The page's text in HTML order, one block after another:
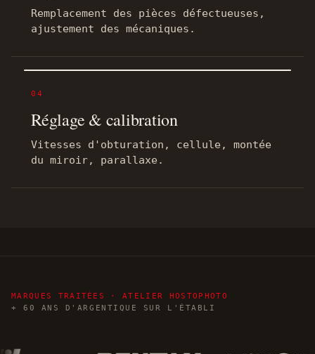
Remplacement des pièces défectueuses,
ajustement des mécaniques.
04
Réglage & calibration
Vitesses d'obturation, cellule, montée
du miroir, parallaxe.
MARQUES TRAITÉES · ATELIER HOSTOPHOTO
+ 60 ANS D'ARGENTIQUE SUR L'ÉTABLI